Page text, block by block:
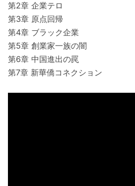
第2章 企業テロ
第3章 原点回帰
第4章 ブラック企業
第5章 創業家一族の闇
第6章 中国進出の罠
第7章 新華僑コネクション